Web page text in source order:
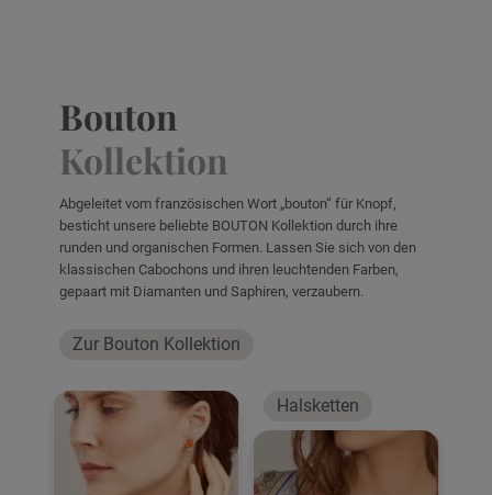
Bouton
Kollektion
Abgeleitet vom französischen Wort „bouton“ für Knopf,
besticht unsere beliebte BOUTON Kollektion durch ihre
runden und organischen Formen. Lassen Sie sich von den
klassischen Cabochons und ihren leuchtenden Farben,
gepaart mit Diamanten und Saphiren, verzaubern.
Zur Bouton Kollektion
Halsketten